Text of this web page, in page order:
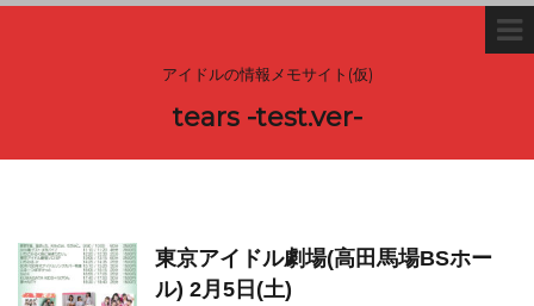
アイドルの情報メモサイト(仮)
tears -test.ver-
東京アイドル劇場(高田馬場BSホー
ル) 2月5日(土)